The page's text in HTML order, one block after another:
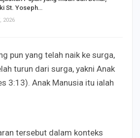
St. Yoseph…
2026
pun yang telah naik ke surga,
turun dari surga, yakni Anak
3:13). Anak Manusia itu ialah
tersebut dalam konteks